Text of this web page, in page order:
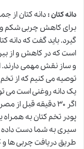
دانه کتان:دانه کتان از
برای کاهش چربی شکم و
است که در کاهش و از
و ساز نقش مهمی دارند.
توصیه می کنیم که از تخم
یک دانه روغنی است می
اگر ۳۰ دقیقه قبل
پودر تخم کتان به
سیری به شما دست داده و
طریق دریافت چربی ها و